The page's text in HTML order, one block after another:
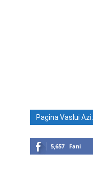
Pagina Vaslui Azi:
5,657 Fani